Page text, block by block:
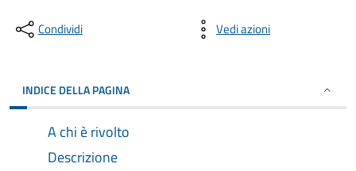
Condividi Vedi azioni
INDICE DELLA PAGINA
A chi è rivolto
Descrizione